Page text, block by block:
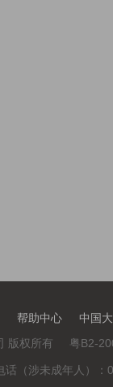
帮助中心 中国
版权所有 粤B2-
话（涉未成年人）